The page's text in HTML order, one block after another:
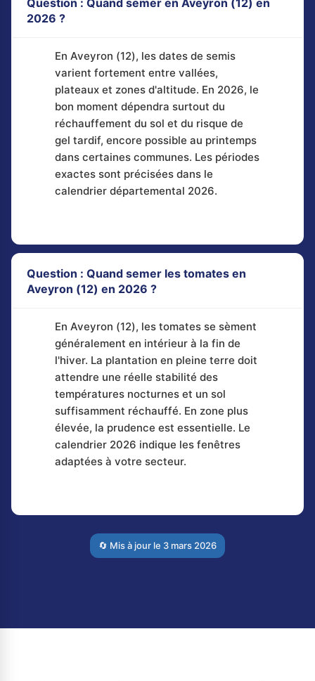
Question : Quand semer en Aveyron (12) en
2026 ?
En Aveyron (12), les dates de semis
varient fortement entre vallées,
plateaux et zones d'altitude. En 2026, le
bon moment dépendra surtout du
réchauffement du sol et du risque de
gel tardif, encore possible au printemps
dans certaines communes. Les périodes
exactes sont précisées dans le
calendrier départemental 2026.
Question : Quand semer les tomates en
Aveyron (12) en 2026 ?
En Aveyron (12), les tomates se sèment
généralement en intérieur à la fin de
l'hiver. La plantation en pleine terre doit
attendre une réelle stabilité des
températures nocturnes et un sol
suffisamment réchauffé. En zone plus
élevée, la prudence est essentielle. Le
calendrier 2026 indique les fenêtres
adaptées à votre secteur.
🔄 Mis à jour le 3 mars 2026